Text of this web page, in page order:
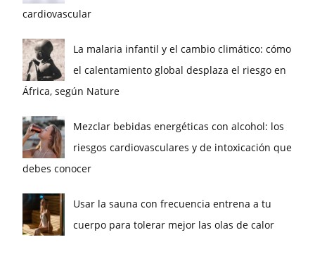
cardiovascular
La malaria infantil y el cambio climático: cómo
el calentamiento global desplaza el riesgo en
África, según Nature
Mezclar bebidas energéticas con alcohol: los
riesgos cardiovasculares y de intoxicación que
debes conocer
Usar la sauna con frecuencia entrena a tu
cuerpo para tolerar mejor las olas de calor